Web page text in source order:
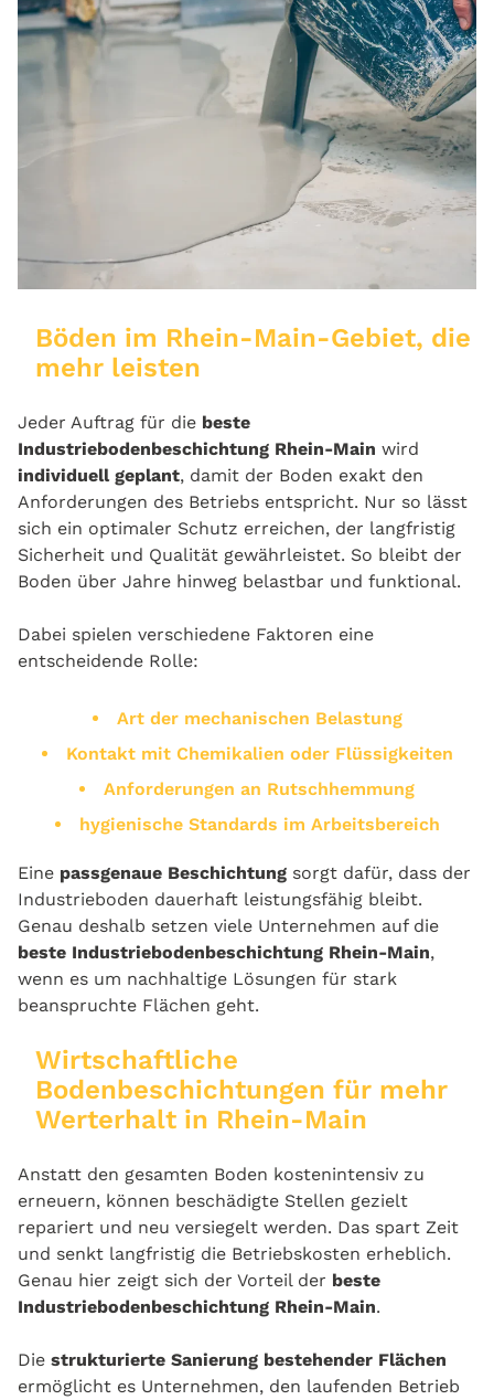
Böden im Rhein-Main-Gebiet, die
mehr leisten
Jeder Auftrag für die beste
Industriebodenbeschichtung Rhein-Main wird
individuell geplant, damit der Boden exakt den
Anforderungen des Betriebs entspricht. Nur so lässt
sich ein optimaler Schutz erreichen, der langfristig
Sicherheit und Qualität gewährleistet. So bleibt der
Boden über Jahre hinweg belastbar und funktional.
Dabei spielen verschiedene Faktoren eine
entscheidende Rolle:
Art der mechanischen Belastung
Kontakt mit Chemikalien oder Flüssigkeiten
Anforderungen an Rutschhemmung
hygienische Standards im Arbeitsbereich
Eine passgenaue Beschichtung sorgt dafür, dass der
Industrieboden dauerhaft leistungsfähig bleibt.
Genau deshalb setzen viele Unternehmen auf die
beste Industriebodenbeschichtung Rhein-Main,
wenn es um nachhaltige Lösungen für stark
beanspruchte Flächen geht.
Wirtschaftliche
Bodenbeschichtungen für mehr
Werterhalt in Rhein-Main
Anstatt den gesamten Boden kostenintensiv zu
erneuern, können beschädigte Stellen gezielt
repariert und neu versiegelt werden. Das spart Zeit
und senkt langfristig die Betriebskosten erheblich.
Genau hier zeigt sich der Vorteil der beste
Industriebodenbeschichtung Rhein-Main.
Die strukturierte Sanierung bestehender Flächen
ermöglicht es Unternehmen, den laufenden Betrieb